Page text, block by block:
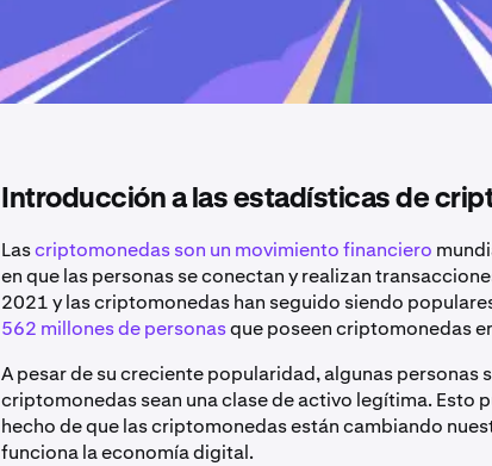
Introducción a las estadísticas de
Lascriptomonedas son un movimiento financiero
en que las personas se conectan y realizan
2021 y las criptomonedas han seguido siendo
562 millones de personasque poseen criptomonedas
A pesar de su creciente popularidad, algunas personas
criptomonedas sean una clase de activo legítima. Esto
hecho de que las criptomonedas están cambiando
funciona la economía digital.